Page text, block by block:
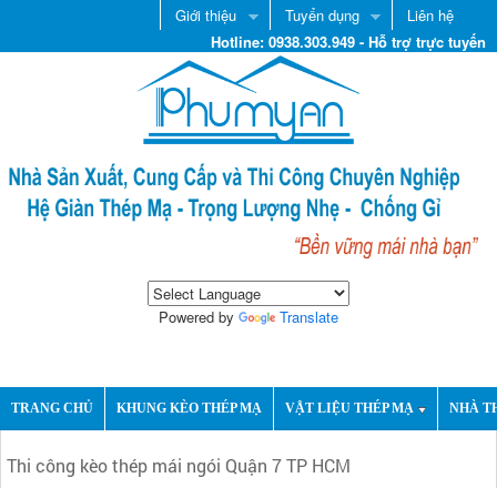
Giới thiệu Tuyển dụng
Liên hệ
Hotline: 0938.303.949 - Hỗ trợ trực tuyến
Powered by Translate
TRANG CHỦ KHUNG KÈO THÉP MẠ VẬT LIỆU THÉP MẠ NHÀ
Thi công kèo thép mái ngói Quận 7 TP HCM